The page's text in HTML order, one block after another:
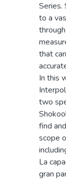
Series.
to a
that
In this
two
find
scope
La
gran